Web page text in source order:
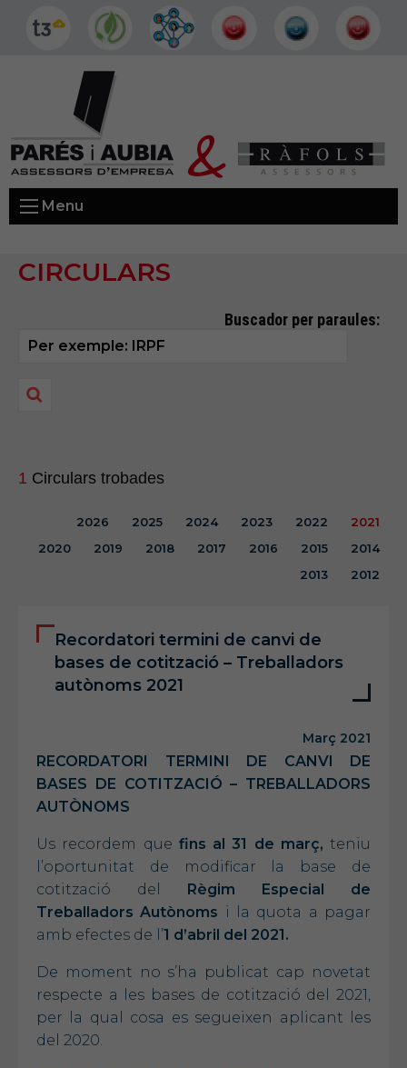
Menu
CIRCULARS
Buscador per paraules:
1 Circulars trobades
2026 2025 2024 2023 2022
2021
2020
2019 2018 2017 2016 2015
2014
2013
2012
Recordatori termini de canvi de
bases de cotització – Treballadors
autònoms 2021
Març 2021
RECORDATORI TERMINI DE CANVI DE
BASES DE COTITZACIÓ – TREBALLADORS
AUTÒNOMS
Us recordem que fins al 31 de març, teniu
l’oportunitat de modificar la base de
cotització del
Règim Especial de
Treballadors Autònoms i la quota a pagar
amb efectes de l’1 d’abril del 2021.
De moment no s’ha publicat cap novetat
respecte a les bases de cotització del 2021,
per la qual cosa es segueixen aplicant les
del 2020.